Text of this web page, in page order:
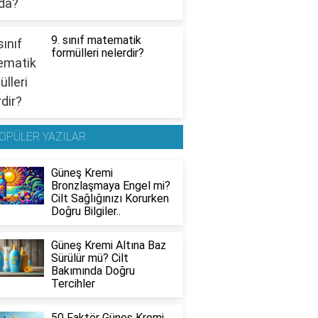
9. sınıf matematik
formülleri nelerdir?
YAZILAR
Güneş Kremi
Bronzlaşmaya Engel mi?
Cilt Sağlığınızı Korurken
Doğru Bilgiler..
Güneş Kremi Altına Baz
Sürülür mü? Cilt
Bakımında Doğru
Tercihler